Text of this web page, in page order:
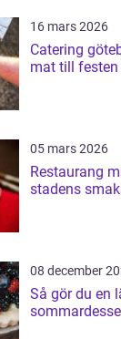
16 mars 2026
Catering göteborg så
mat till festen
05 mars 2026
Restaurang malmö
stadens
08 december
Så gör du en